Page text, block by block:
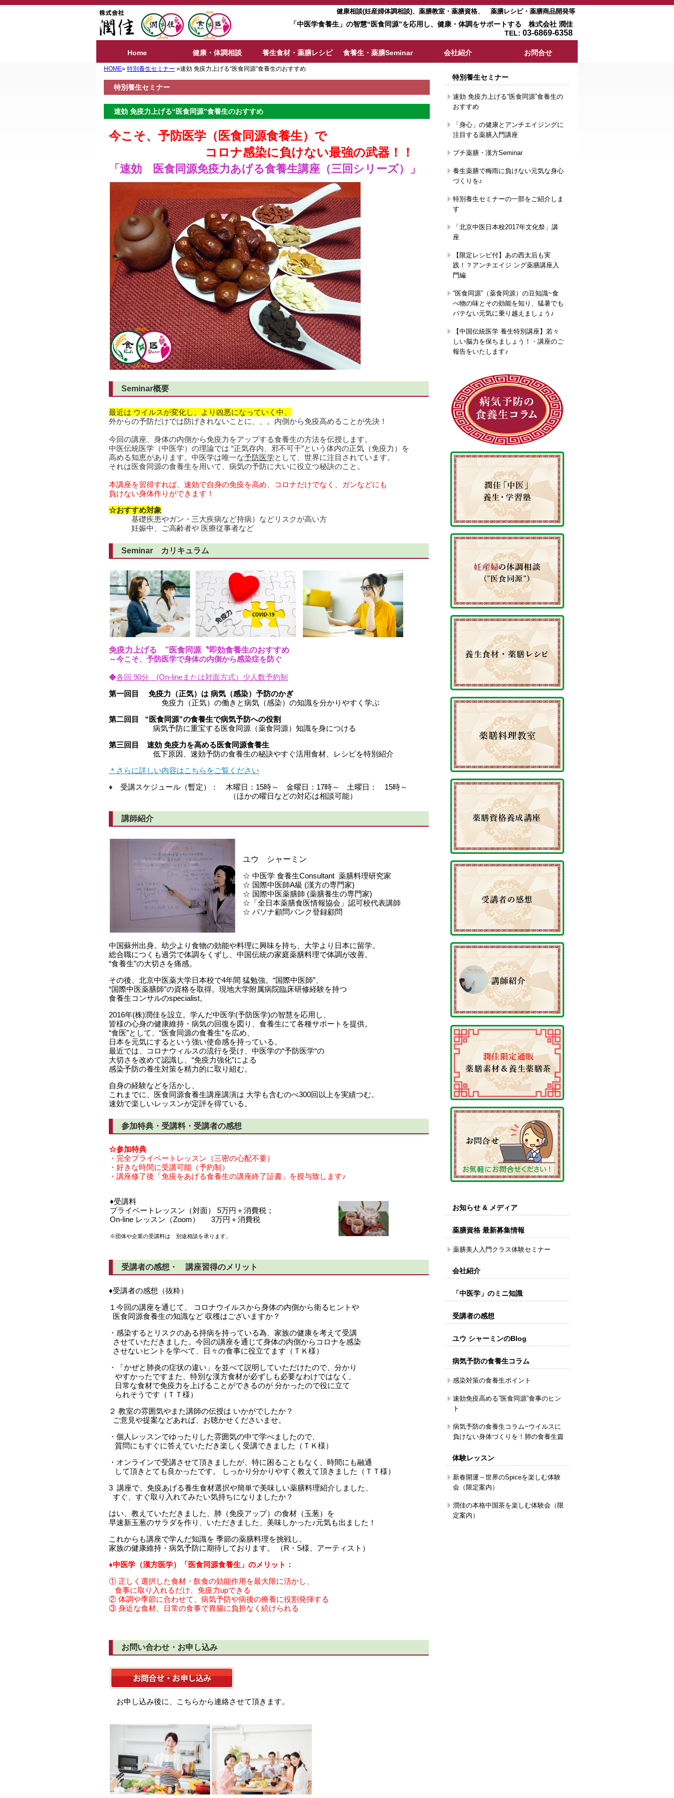
健康相談(妊産婦体調相談)、薬膳教室・薬膳資格、 薬膳レシピ・薬膳商品開発等
「中医学食養生」の智慧“医食同源”を応用し、健康・体調をサポートする 株式会社 潤佳
TEL: 03-6869-6358
Home 健康・体調相談 養生食材・薬膳レシピ 食養生・薬膳Seminar 会社紹介 お問合せ
HOME» 特別養生セミナー »速効 免疫力上げる“医食同源”食養生のおすすめ
特別養生セミナー
速効 免疫力上げる“医食同源”食養生のおすすめ
今こそ、予防医学（医食同源食養生）で
コロナ感染に負けない最強の武器！！
「速効 医食同源免疫力あげる食養生講座（三回シリーズ）」
Seminar概要
最近は ウイルスが変化し、より凶悪になっていく中、
外からの予防だけでは防げきれないことに、、。内側から免疫高めることが先決！
今回の講座、身体の内側から免疫力をアップする食養生の方法を伝授します。
中医伝統医学（中医学）の理論では “正気存内、邪不可干”という体内の正気（免疫力）を
高める知恵があります。中医学は唯一な予防医学として、世界に注目されています。
それは医食同源の食養生を用いて、病気の予防に大いに役立つ秘訣のこと。
本講座を習得すれば、速効で自身の免疫を高め、コロナだけでなく、ガンなどにも
負けない身体作りができます！
☆おすすめ対象
基礎疾患やガン・三大疾病など持病）などリスクが高い方
妊娠中、ご高齢者や 医療従事者など
Seminar カリキュラム
免疫力上げる ”医食同源〝即効食養生のおすすめ
～今こそ、予防医学で身体の内側から感染症を防ぐ
◆各回 90分 (On-lineまたは対面方式）少人数予約制
第一回目
免疫力（正気）は 病気（感染）予防のかぎ
免疫力（正気）の働きと病気（感染）の知識を分かりやすく学ぶ
第二回目
“医食同源”の食養生で病気予防への役割
病気予防に重宝する医食同源（薬食同源）知識を身につける
第三回目
速効 免疫力を高める医食同源食養生
低下原因、速効予防の食養生の秘訣やすぐ活用食材、レシピを特別紹介
＊さらに詳しい内容はこちらをご覧ください
♦ 受講スケジュール（暫定）： 木曜日：15時～ 金曜日：17時～ 土曜日： 15時～
（ほかの曜日などの対応は相談可能）
講師紹介
ユウ シャーミン
☆ 中医学 食養生Consultant 薬膳料理研究家
☆ 国際中医師A級 (漢方の専門家)
☆ 国際中医薬膳師 (薬膳養生の専門家)
☆「全日本薬膳食医情報協会」認可校代表講師
☆ パソナ顧問バンク登録顧問
中国蘇州出身。幼少より食物の効能や料理に興味を持ち、大学より日本に留学。
総合職につくも過労で体調をくずし、中国伝統の家庭薬膳料理で体調が改善。
“食養生”の大切さを痛感。
その後、北京中医薬大学日本校で4年間 猛勉強。“国際中医師”、
“国際中医薬膳師”の資格を取得。現地大学附属病院臨床研修経験を持つ
食養生コンサルのspecialist。
2016年(株)潤佳を設立。学んだ中医学(予防医学)の智慧を応用し、
皆様の心身の健康維持・病気の回復を図り、食養生にて各種サポートを提供。
“食医”として、“医食同源の食養生”を広め、
日本を元気にするという強い使命感を持っている。
最近では、コロナウィルスの流行を受け、中医学の“予防医学“の
大切さを改めて認識し、“免疫力強化”による
感染予防の養生対策を精力的に取り組む。
自身の経験などを活かし、
これまでに、医食同源食養生講座講演は 大学も含むのべ300回以上を実績つむ。
速効で楽しいレッスンが定評を得ている。
参加特典・受講料・受講者の感想
☆参加特典
・完全プライベートレッスン（三密の心配不要）
・好きな時間に受講可能（予約制）
・講座修了後「免疫をあげる食養生の講座終了証書」を授与致します♪
♦受講料
プライベートレッスン（対面） 5万円＋消費税；
On-line レッスン（Zoom） 3万円＋消費税
※団体や企業の受講料は 別途相談を承ります。
受講者の感想・ 講座習得のメリット
♦受講者の感想（抜粋）
１今回の講座を通じて、 コロナウイルスから身体の内側から衛るヒントや
医食同源食養生の知識など 収穫はございますか？
・感染するとリスクのある持病を持っている為、家族の健康を考えて受講
させていただきました。今回の講座を通じて身体の内側からコロナを感染
させないヒントを学べて、日々の食事に役立てます（ＴＫ様）
・「かぜと肺炎の症状の違い」を並べて説明していただけたので、分かり
やすかったですまた、特別な漢方食材が必ずしも必要なわけではなく、
日常な食材で免疫力を上げることができるのが 分かったので役に立て
られそうです（ＴＴ様）
２ 教室の雰囲気やまた講師の伝授は いかがでしたか？
ご意見や提案などあれば、お聴かせくださいませ。
・個人レッスンでゆったりした雰囲気の中で学べましたので、
質問にもすぐに答えていただき楽しく受講できました（ＴＫ様）
・オンラインで受講させて頂きましたが、特に困ることもなく、時間にも融通
して頂きとても良かったです。 しっかり分かりやすく教えて頂きました（ＴＴ様）
3 講座で、免疫あげる養生食材選択や簡単で美味しい薬膳料理紹介しました、
すぐ、すぐ取り入れてみたい気持ちになりましたか？
はい、教えていただきました、肺（免疫アップ）の食材（玉葱）を
早速新玉葱のサラダを作り、いただきました、美味しかった♪元気も出ました！
これからも講座で学んだ知識を 季節の薬膳料理を挑戦し、
家族の健康維持・病気予防に期待しております。 （R・S様、アーティスト）
♦中医学（漢方医学）「医食同源食養生」のメリット：
① 正しく選択した食材・飲食の効能作用を最大限に活かし、
食事に取り入れるだけ、免疫力upできる
② 体調や季節に合わせて、病気予防や病後の療養に役割発揮する
③ 身近な食材、日常の食事で胃腸に負担なく続けられる
お問い合わせ・お申し込み
お申し込み後に、こちらから連絡させて頂きます。
特別養生セミナー
速効 免疫力上げる“医食同源”食養生の
おすすめ
「身心」の健康とアンチエイジングに
注目する薬膳入門講座
プチ薬膳・漢方Seminar
養生薬膳で梅雨に負けない元気な身心
づくりを♪
特別養生セミナーの一部をご紹介しま
す
「北京中医日本校2017年文化祭」講
座
【限定レシピ付】あの西太后も実
践！？アンチエイジ ング薬膳講座入
門編
“医食同源”（薬食同源）の豆知識~食
べ物の味とその効能を知り、猛暑でも
バテない元気に乗り越えましょう♪
【中国伝統医学 養生特別講座】若々
しい脳力を保ちましょう！・講座のご
報告をいたします♪
お知らせ & メディア
薬膳資格 最新募集情報
薬膳美人入門クラス体験セミナー
会社紹介
「中医学」のミニ知識
受講者の感想
ユウ シャーミンのBlog
病気予防の食養生コラム
感染対策の食養生ポイント
速効免疫高める”医食同源”食事のヒン
ト
病気予防の食養生コラム~ウイルスに
負けない身体づくりを！肺の食養生篇
体験レッスン
新春開運～世界のSpiceを楽しむ体験
会（限定案内）
潤佳の本格中国茶を楽しむ体験会（限
定案内）